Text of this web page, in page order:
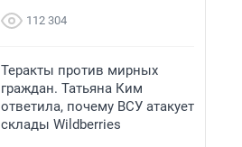
112 304
Теракты против мирных
граждан. Татьяна Ким
ответила, почему ВСУ атакует
склады Wildberries